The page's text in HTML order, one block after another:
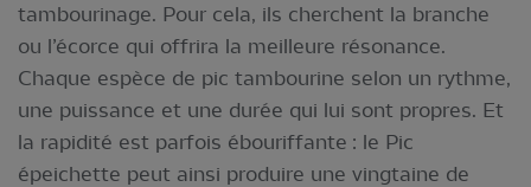
tambourinage. Pour cela, ils cherchent la branche
ou l’écorce qui offrira la meilleure résonance.
Chaque espèce de pic tambourine selon un rythme,
une puissance et une durée qui lui sont propres. Et
la rapidité est parfois ébouriffante : le Pic
épeichette peut ainsi produire une vingtaine de